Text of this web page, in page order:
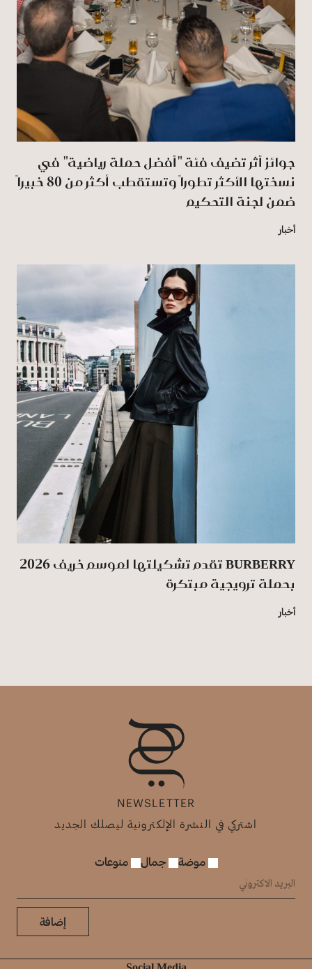
جوائز أثر تضيف فئة "أفضل حملة رياضية" في
نسختها الأكثر تطوراً وتستقطب أكثر من 80 خبيراً
ضمن لجنة التحكيم
أخبار
BURBERRY تقدم تشكيلتها لموسم خريف 2026
بحملة ترويجية مبتكرة
أخبار
NEWSLETTER
اشتركي في النشرة الإلكترونية ليصلك الجديد
موضة جمال منوعات
إضافة